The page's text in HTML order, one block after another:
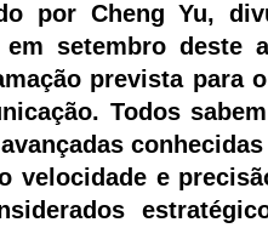
por Cheng Yu,
em setembro deste
prevista para
Todos
velocidade e